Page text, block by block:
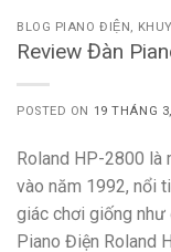
BLOG PIANO ĐIỆN,
Review Đàn
POSTED ON 19 THÁNG
Roland HP-2800
vào năm 1992, nổi
giác chơi giống như
Piano Điện Roland